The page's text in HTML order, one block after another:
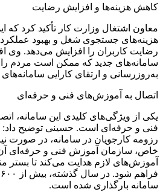
کاهش هزینه‌ها و افزایش رضایت
معاون اشتغال وزارت کار تأکید کرد که
هزینه‌های جستجوی شغل و بهبود
رضایت کاربران را افزایش می‌دهد. وی
سامانه‌های جدید که ممکن است مردم را
به‌روزرسانی و ارتقای کارایی
اتصال به آموزش‌های فنی و حرفه‌ای
یکی از ویژگی‌های کلیدی این سامانه،
فنی و حرفه‌ای است. حسینی توضیح داد:
رزومه کارجویان در سامانه، در صورت
خاص، سازمان آموزش فنی و حرفه‌ای
آموزش‌های لازم هدایت می‌کند تا بستر
سامانه بارگذاری شده است.